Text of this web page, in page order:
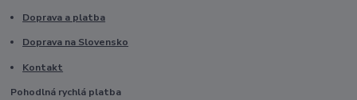
Doprava a platba
Doprava na Slovensko
Kontakt
Pohodlná rychlá platba